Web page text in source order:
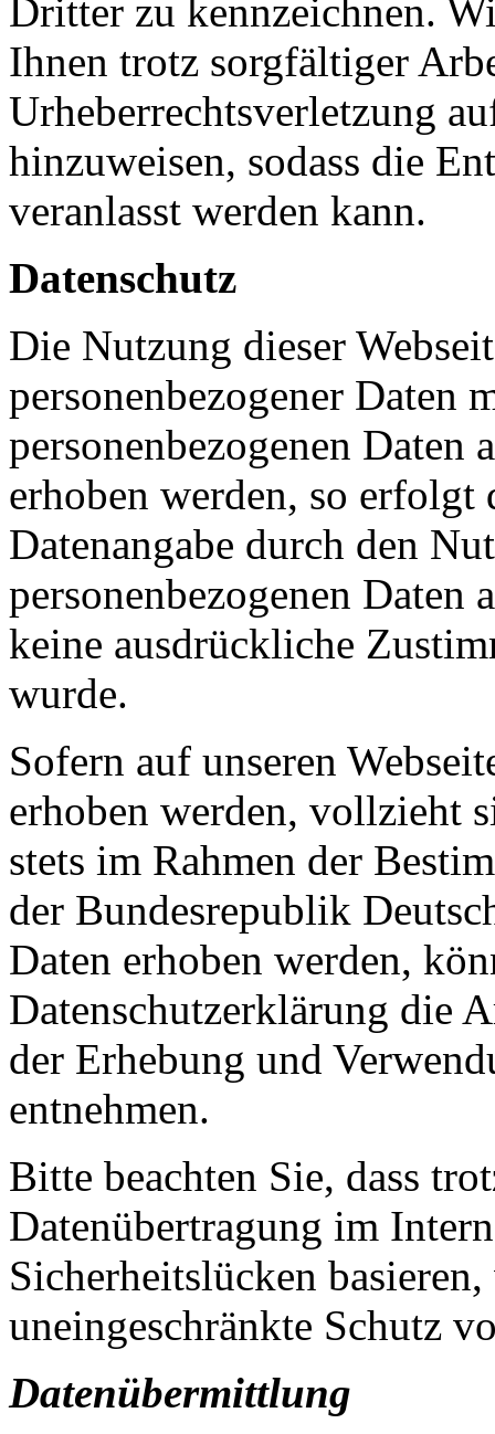
Dritter zu kennzeichnen.
Ihnen trotz sorgfältiger
Urheberrechtsverletzung
hinzuweisen, sodass die
veranlasst werden kann.
Datenschutz
Die Nutzung dieser
personenbezogener Daten
personenbezogenen Daten
erhoben werden, so
Datenangabe durch den
personenbezogenen
keine ausdrückliche
wurde.
Sofern auf unseren
erhoben werden, vollzieht
stets im Rahmen der
der Bundesrepublik
Daten erhoben werden,
Datenschutzerklärung die
der Erhebung und
entnehmen.
Bitte beachten Sie, dass
Datenübertragung im
Sicherheitslücken
uneingeschränkte Schutz
Datenübermittlung